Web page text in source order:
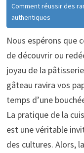
Comment réussir des
authentiques
Nous espérons que
de découvrir ou
joyau de la
gâteau ravira vos
temps d’une
La pratique de la
est une véritable
des cultures. Alors,